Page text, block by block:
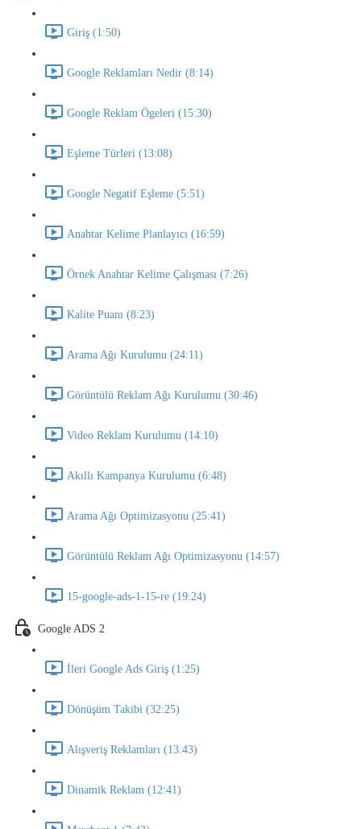
Giriş (1:50)
Google Reklamları Nedir (8:14)
Google Reklam Ögeleri (15:30)
Eşleme Türleri (13:08)
Google Negatif Eşleme (5:51)
Anahtar Kelime Planlayıcı (16:59)
Örnek Anahtar Kelime Çalışması (7:26)
Kalite Puanı (8:23)
Arama Ağı Kurulumu (24:11)
Görüntülü Reklam Ağı Kurulumu (30:46)
Video Reklam Kurulumu (14:10)
Akıllı Kampanya Kurulumu (6:48)
Arama Ağı Optimizasyonu (25:41)
Görüntülü Reklam Ağı Optimizasyonu (14:57)
15-google-ads-1-15-re (19:24)
Google ADS 2
İleri Google Ads Giriş (1:25)
Dönüşüm Takibi (32:25)
Alışveriş Reklamları (13:43)
Dinamik Reklam (12:41)